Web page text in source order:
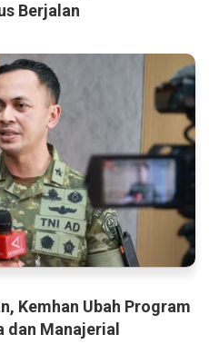
Berjalan
Kemhan Ubah Program
dan Manajerial